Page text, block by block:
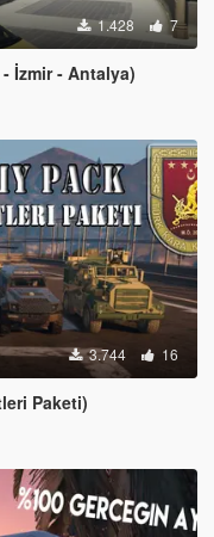
1.428 7
İzmir - Antalya)
3.744 16
Paketi)